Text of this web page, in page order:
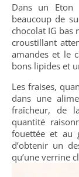
Dans un Eton
beaucoup de
chocolat IG bas
croustillant
amandes et le
bons lipides et
Les fraises,
dans une
fraîcheur, de
quantité
fouettée et au
d’obtenir un
qu’une verrine